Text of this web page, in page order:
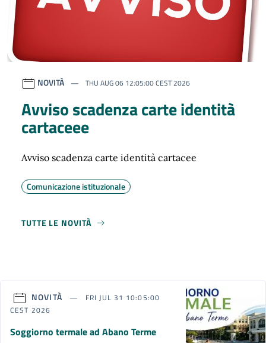
NOVITÀ THU AUG 06 12:05:00 CEST 2026
Avviso scadenza carte identità
cartaceee
Avviso scadenza carte identità cartacee
Comunicazione istituzionale
TUTTE LE NOVITÀ
NOVITÀ
FRI JUL 31 10:05:00
CEST 2026
Soggiorno termale ad Abano Terme